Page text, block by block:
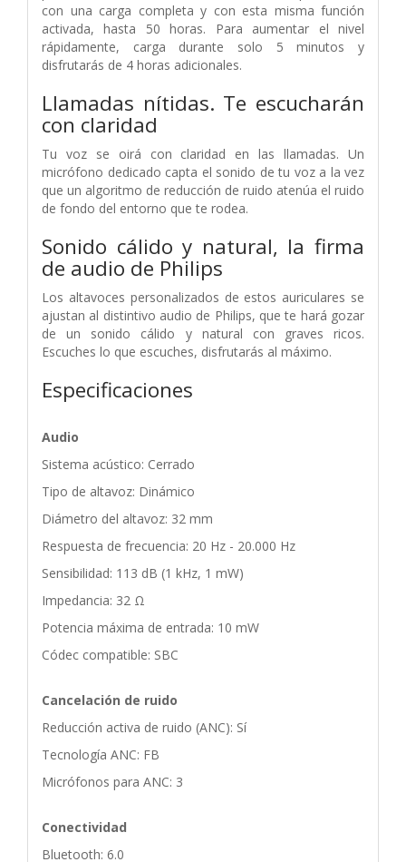
con una carga completa y con esta misma función
activada, hasta 50 horas. Para aumentar el nivel
rápidamente, carga durante solo 5 minutos y
disfrutarás de 4 horas adicionales.
Llamadas nítidas. Te escucharán
con claridad
Tu voz se oirá con claridad en las llamadas. Un
micrófono dedicado capta el sonido de tu voz a la vez
que un algoritmo de reducción de ruido atenúa el ruido
de fondo del entorno que te rodea.
Sonido cálido y natural, la firma
de audio de Philips
Los altavoces personalizados de estos auriculares se
ajustan al distintivo audio de Philips, que te hará gozar
de un sonido cálido y natural con graves ricos.
Escuches lo que escuches, disfrutarás al máximo.
Especificaciones
Audio
Sistema acústico: Cerrado
Tipo de altavoz: Dinámico
Diámetro del altavoz: 32 mm
Respuesta de frecuencia: 20 Hz - 20.000 Hz
Sensibilidad: 113 dB (1 kHz, 1 mW)
Impedancia: 32 Ω
Potencia máxima de entrada: 10 mW
Códec compatible: SBC
Cancelación de ruido
Reducción activa de ruido (ANC): Sí
Tecnología ANC: FB
Micrófonos para ANC: 3
Conectividad
Bluetooth: 6.0